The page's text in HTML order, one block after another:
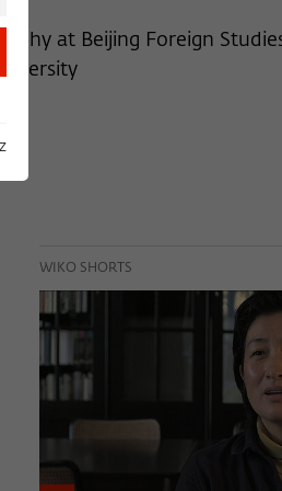
at Beijing Foreign
WIKO SHORTS